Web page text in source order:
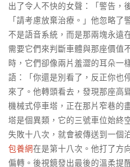
出了令人不快的女聲：「警告，
「請考慮放棄治療。」他忽略
不是語音系統，而是那兩塊永遠
需要它們來判斷車體與那座價值
時，它們卻像兩片羞澀的耳朵一
語：「你還是別看了，反正你也
來了。他轉頭看去，發現那座高
機械式停車塔，正在那片窄巷的
塔是個異類，它的三號車位始終
失敗十八次，就會被傳送到一個
包養網在是第十八次。他打了方
偏轉。後視鏡發出最後的溫柔提